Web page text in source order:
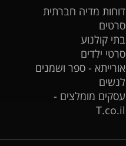
דוחות מדיה חברתית
סרטים
בתי קולנוע
סרטי ילדים
אורייתא - ספר ושמנים
לנשים
עסקים מומלצים -
T.co.il